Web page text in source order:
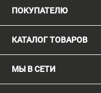
ПОКУПАТЕЛЮ
КАТАЛОГ ТОВАРОВ
МЫ В СЕТИ